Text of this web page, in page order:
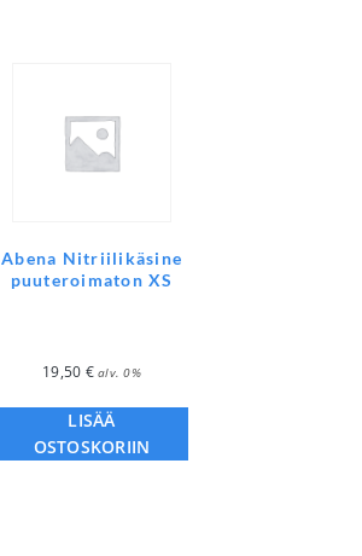
Abena Nitriilikäsine
puuteroimaton XS
19,50 € alv. 0%
LISÄÄ
OSTOSKORIIN